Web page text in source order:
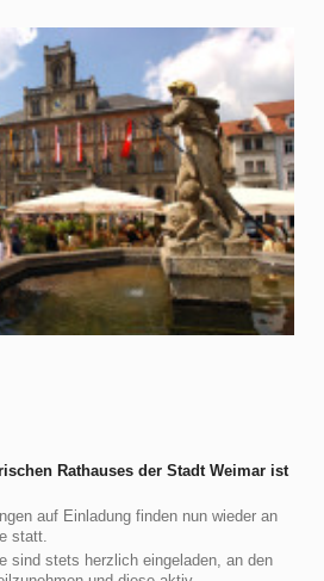
Rathauses der Stadt Weimar ist
auf Einladung finden nun wieder an
statt.
sind stets herzlich eingeladen, an den